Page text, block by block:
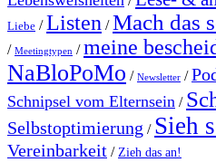
Liebe /Listen /Mach das
/ Meetingtypen /meine
NaBloPoMo / Newsletter /
Schnipsel vom Elternsein /
Selbstoptimierung / Sieh
Vereinbarkeit / Zieh das an!